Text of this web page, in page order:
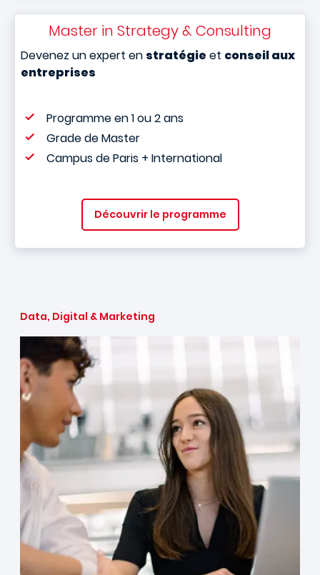
Master in Strategy & Consulting
Devenez un expert en stratégie et conseil aux
entreprises
Programme en 1 ou 2 ans
Grade de Master
Campus de Paris + International
Découvrir le programme
Data, Digital & Marketing